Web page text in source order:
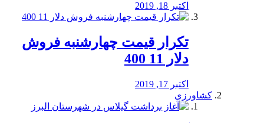
اکتبر 18, 2019
تکرار قیمت چهارشنبه فروش
دلار 11 400
اکتبر 17, 2019
کشاورزی